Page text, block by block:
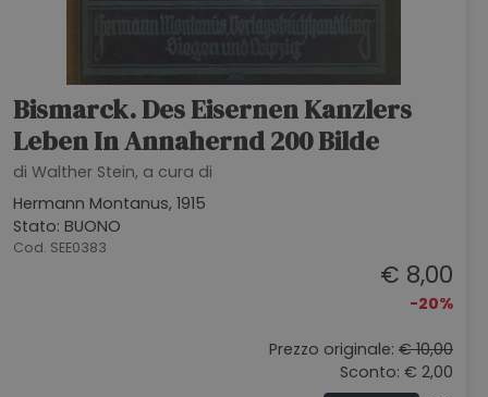
Bismarck. Des Eisernen Kanzlers
Leben In Annahernd 200 Bilde
di Walther Stein, a cura di
Hermann Montanus, 1915
Stato: BUONO
Cod. SEE0383
€ 8,00
-20%
Prezzo originale: € 10,00
Sconto: € 2,00